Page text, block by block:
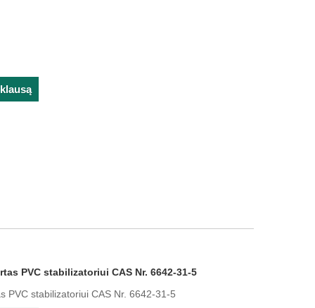
PVC stabilizatoriui CAS Nr. 6642-31-5
PVC stabilizatoriui CAS Nr. 6642-31-5